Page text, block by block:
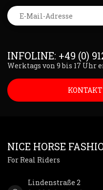
INFOLINE: +49 (0)
Werktags von 9 bis 17 Uhr
KONTAKT
NICE HORSE
For Real Riders
Lindenstraße 2